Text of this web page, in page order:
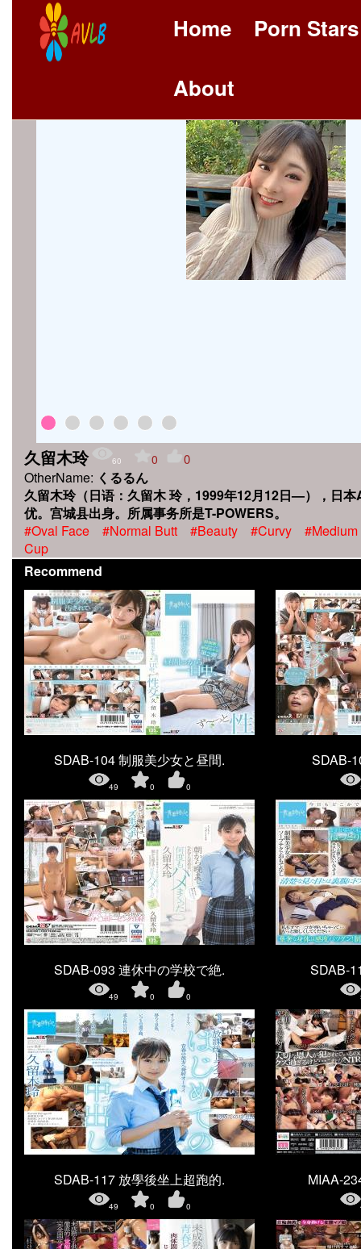
Home
Porn Stars
About
久留木玲 60 0 0
OtherName: くるるん
久留木玲（日语：久留木 玲，1999年12月12日—），日本
优。宫城县出身。所属事务所是T-POWERS。
#Oval Face
#Normal Butt #Beauty #Curvy
#Medium
Cup
Recommend
SDAB-104 制服美少女と昼間.
49 0 0
SDAB-
SDAB-093 連休中の学校で絶.
49 0 0
SDAB-
SDAB-117 放學後坐上超跑的.
49 0 0
MIAA-